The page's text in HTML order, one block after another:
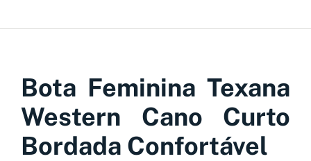
Bota Feminina Texana
Western Cano Curto
Bordada Confortável